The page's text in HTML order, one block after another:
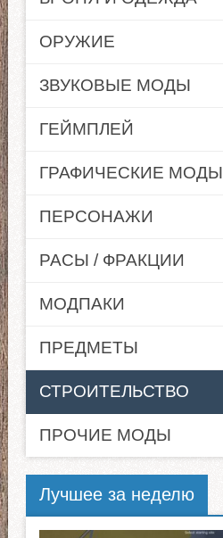
ОРУЖИЕ
ЗВУКОВЫЕ МОДЫ
ГЕЙМПЛЕЙ
ГРАФИЧЕСКИЕ МОДЫ
ПЕРСОНАЖИ
РАСЫ / ФРАКЦИИ
МОДПАКИ
ПРЕДМЕТЫ
СТРОИТЕЛЬСТВО
ПРОЧИЕ МОДЫ
Лучшее за неделю